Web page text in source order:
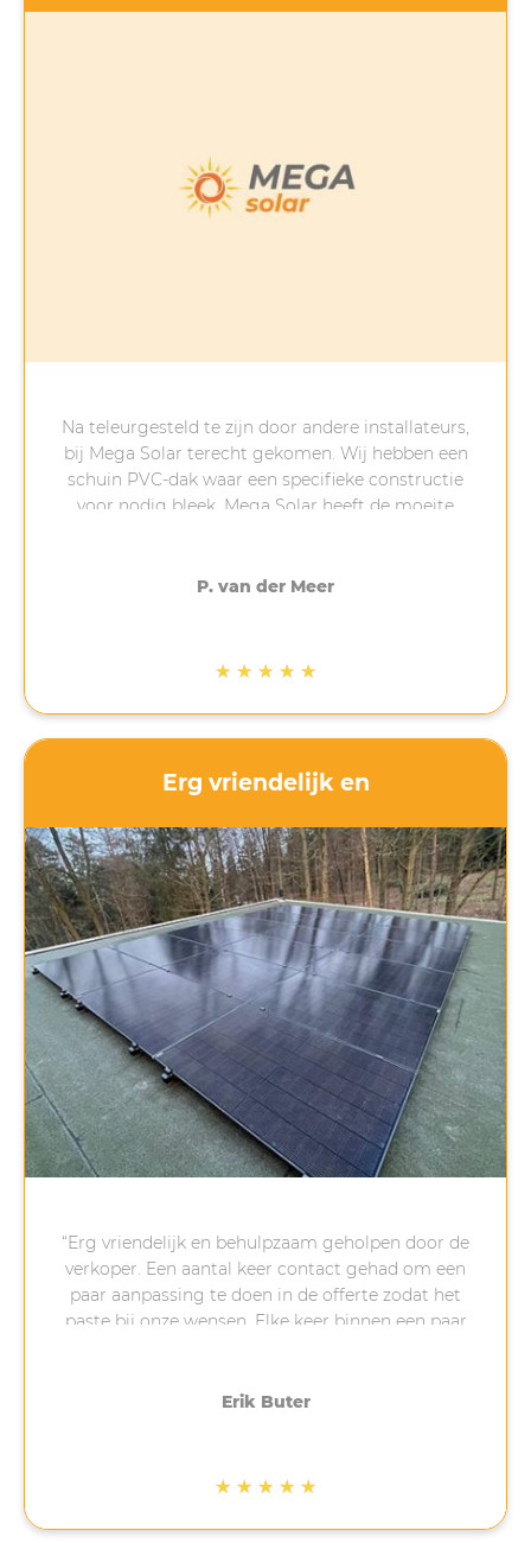
Na teleurgesteld te zijn door andere installateurs,
bij Mega Solar terecht gekomen. Wij hebben een
schuin PVC-dak waar een specifieke constructie
voor nodig bleek. Mega Solar heeft de moeite
langer dan verwacht maar uiteindelijk vorige
communicatie belangrijk. Dat heeft Mega Solar
werden snel beantwoord. Ik ben goed op de
hoogte gehouden van het proces. Als nu ook de
zon nog gaat schijnen komt het helemaal goed!
P. van der Meer
★ ★ ★ ★ ★
Erg vriendelijk en
“Erg vriendelijk en behulpzaam geholpen door de
verkoper. Een aantal keer contact gehad om een
paar aanpassing te doen in de offerte zodat het
paste bij onze wensen. Elke keer binnen een paar
gemaakt om te installeren, 4-5 weken later.
Ook het installeren is netjes en volgens afspraak
veel bedrijven dan afhaken. Net na de installatie
Erik Buter
★ ★ ★ ★ ★